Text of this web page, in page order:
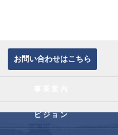
お問い合わせはこちら
ビジョン